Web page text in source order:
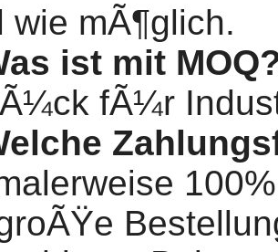
wie mÃ¶glich.
ist mit
fÃ¼r